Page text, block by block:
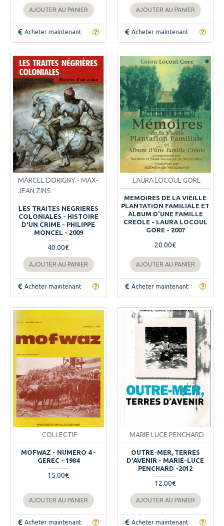
AJOUTER AU PANIER
Acheter maintenant
AJOUTER AU PANIER
Acheter maintenant
MARCEL DORIGNY - MAX-
JEAN ZINS
LES TRAITES NEGRIERES
COLONIALES - HISTOIRE
D'UN CRIME - PHILIPPE
MONCEL - 2009
40.00€
AJOUTER AU PANIER
Acheter maintenant
LAURA LOCOUL GORE
MEMOIRES DE LA VIEILLE
PLANTATION FAMILIALE ET
ALBUM D'UNE FAMILLE
CREOLE - LAURA LOCOUL
GORE - 2007
20.00€
AJOUTER AU PANIER
Acheter maintenant
COLLECTIF
MOFWAZ - NUMERO 4 -
GEREC - 1984
15.00€
AJOUTER AU PANIER
Acheter maintenant
MARIE LUCE PENCHARD
OUTRE-MER, TERRES
D'AVENIR - MARIE-LUCE
PENCHARD -2012
12.00€
AJOUTER AU PANIER
Acheter maintenant